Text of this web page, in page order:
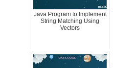
Java Program to Implement
String Matching Using
Vectors